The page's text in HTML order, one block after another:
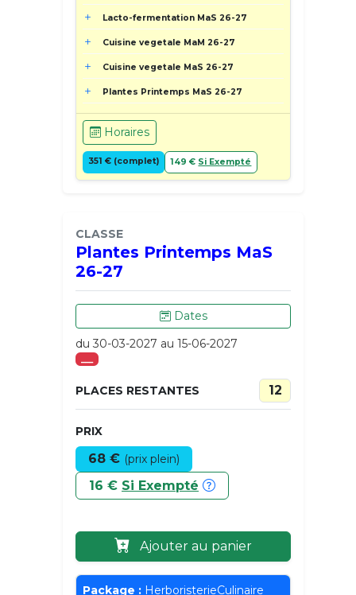
Lacto-fermentation MaS 26-27
Cuisine vegetale MaM 26-27
Cuisine vegetale MaS 26-27
Plantes Printemps MaS 26-27
Horaires
351 € (complet) 149 € Si Exempté
CLASSE
Plantes Printemps MaS
26-27
Dates
du 30-03-2027 au 15-06-2027
___
PLACES RESTANTES 12
PRIX
68 € (prix plein)
16 € Si Exempté
Ajouter au panier
Package : HerboristerieCulinaire